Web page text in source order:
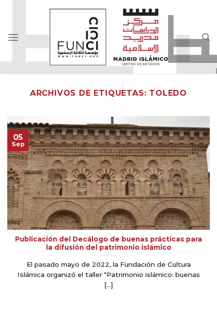
ARCHIVOS DE ETIQUETAS: TOLEDO
Publicación del Decálogo de buenas prácticas para
la difusión del patrimonio islámico
El pasado mayo de 2022, la Fundación de Cultura
Islámica organizó el taller “Patrimonio islámico: buenas
[...]
05
Sep